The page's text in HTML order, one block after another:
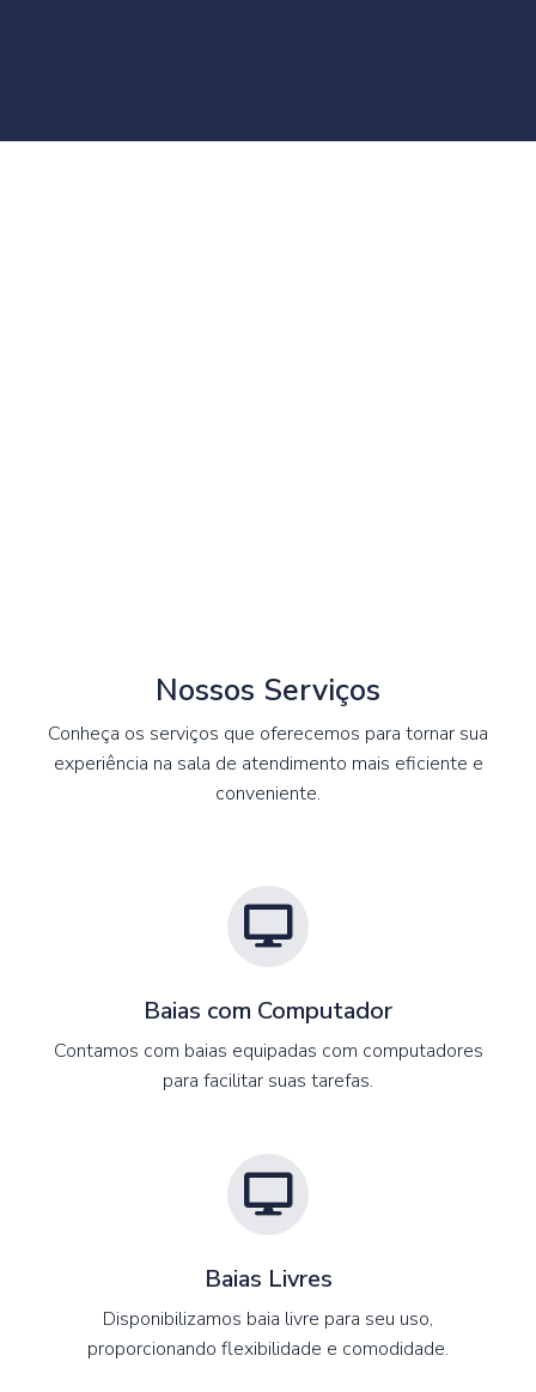
Nossos Serviços
Conheça os serviços que oferecemos para tornar sua
experiência na sala de atendimento mais eficiente e
conveniente.
Baias com Computador
Contamos com baias equipadas com computadores
para facilitar suas tarefas.
Baias Livres
Disponibilizamos baia livre para seu uso,
proporcionando flexibilidade e comodidade.